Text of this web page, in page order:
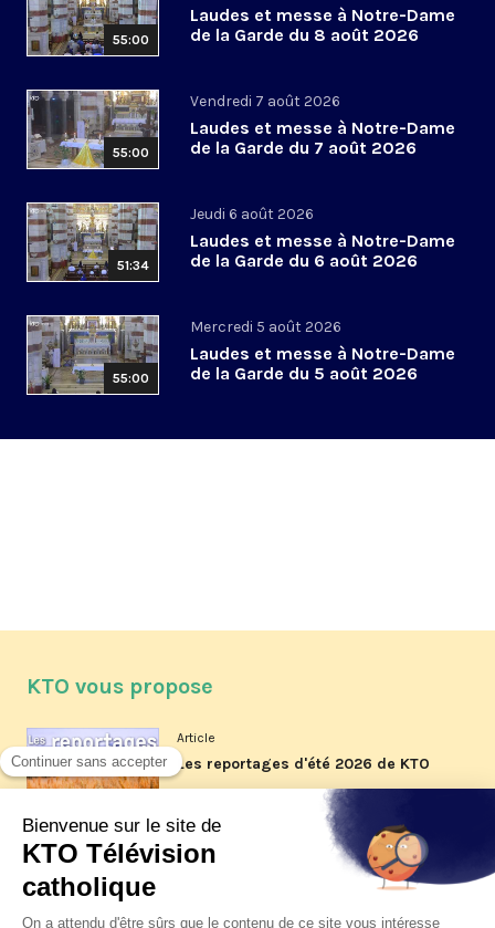
55:00
Laudes et messe à Notre-Dame
de la Garde du 8 août 2026
55:00
Vendredi 7 août 2026
Laudes et messe à Notre-Dame
de la Garde du 7 août 2026
51:34
Jeudi 6 août 2026
Laudes et messe à Notre-Dame
de la Garde du 6 août 2026
55:00
Mercredi 5 août 2026
Laudes et messe à Notre-Dame
de la Garde du 5 août 2026
KTO vous propose
Article
Les reportages d'été 2026 de KTO
La visite pastorale du pape Léon
XIV à Assise à suivre sur KTO le